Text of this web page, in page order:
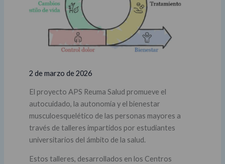
2 de marzo de 2026
El proyecto APS Reuma Salud promueve el
autocuidado, la autonomía y el bienestar
musculoesquelético de las personas mayores a
través de talleres impartidos por estudiantes
universitarios del ámbito de la salud.
Estos talleres, desarrollados en los Centros